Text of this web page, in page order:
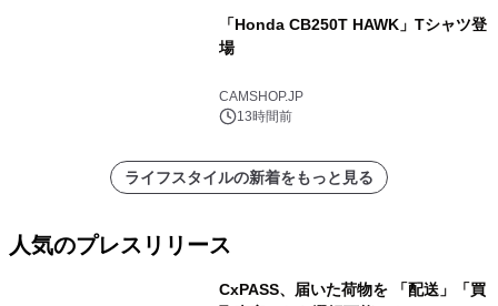
「Honda CB250T HAWK」Tシャツ登
場
CAMSHOP.JP
13時間前
ライフスタイルの新着をもっと見る
人気のプレスリリース
CxPASS、届いた荷物を 「配送」「買